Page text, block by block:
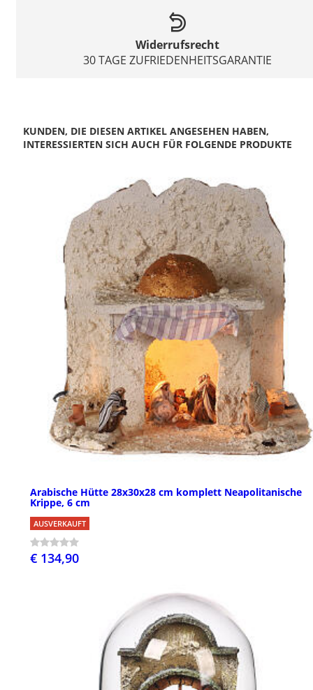
Widerrufsrecht
30 TAGE ZUFRIEDENHEITSGARANTIE
KUNDEN, DIE DIESEN ARTIKEL ANGESEHEN HABEN,
INTERESSIERTEN SICH AUCH FÜR FOLGENDE PRODUKTE
Arabische Hütte 28x30x28 cm komplett Neapolitanische
Krippe, 6 cm
AUSVERKAUFT
€ 134,90